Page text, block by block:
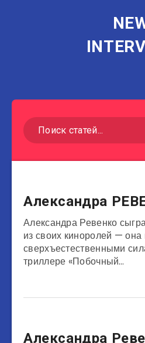
Александра
Александра Ревенко
из своих киноролей — она
сверхъестественными
триллере «Побочный…
Александра